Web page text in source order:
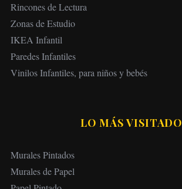
Rincones de Lectura
Zonas de Estudio
IKEA Infantil
Paredes Infantiles
Vinilos Infantiles, para niños y bebés
LO MÁS VISITADO
Murales Pintados
Murales de Papel